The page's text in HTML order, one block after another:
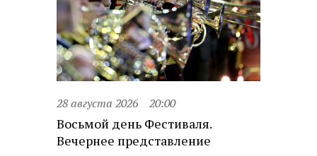
28 августа 2026 20:00
Восьмой день Фестиваля.
Вечернее представление